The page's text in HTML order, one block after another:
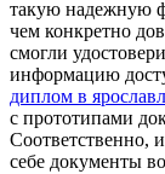
такую надежную
чем конкретно
смогли
информацию
диплом в
с прототипами
Соответственно,
себе документы